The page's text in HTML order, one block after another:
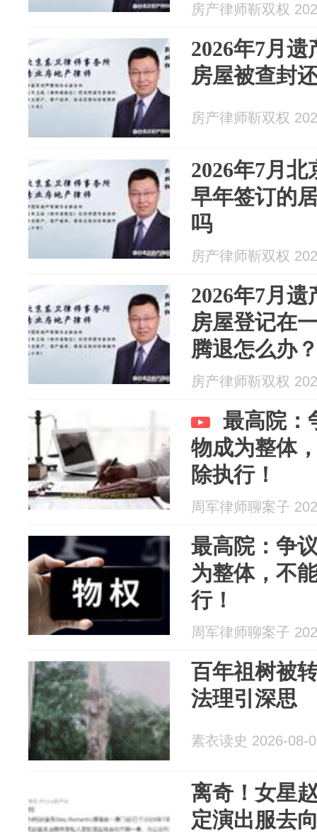
房产律师靳双权
2026年7月
房屋被查封
房产律师靳双权
2026年7月
早年签订的
吗
房产律师靳双权
2026年7月
房屋登记在
腾退怎么办
房产律师靳双权
最高院：
物成为整体
除执行！
周军律师聊案子
最高院：争
为整体，不
行！
周军律师聊案子
百年祖树被
法理引深思
素衣读史 2026-08-
离奇！女星
定演出服去